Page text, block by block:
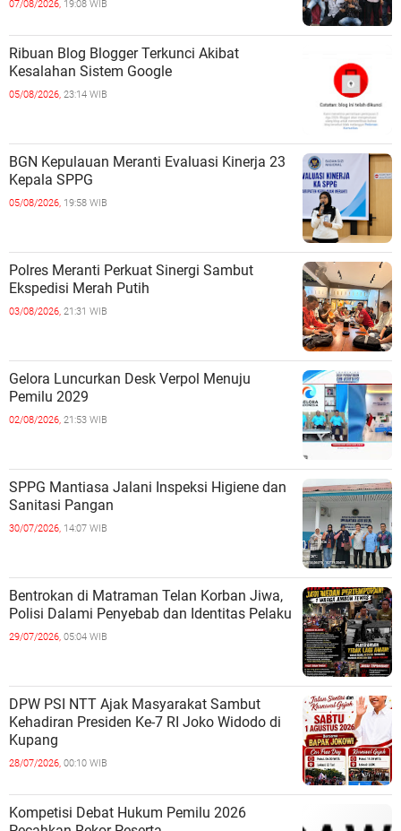
07/08/2026, 19:08 WIB
Ribuan Blog Blogger Terkunci Akibat
Kesalahan Sistem Google
05/08/2026, 23:14 WIB
BGN Kepulauan Meranti Evaluasi Kinerja 23
Kepala SPPG
05/08/2026, 19:58 WIB
Polres Meranti Perkuat Sinergi Sambut
Ekspedisi Merah Putih
03/08/2026, 21:31 WIB
Gelora Luncurkan Desk Verpol Menuju
Pemilu 2029
02/08/2026, 21:53 WIB
SPPG Mantiasa Jalani Inspeksi Higiene dan
Sanitasi Pangan
30/07/2026, 14:07 WIB
Bentrokan di Matraman Telan Korban Jiwa,
Polisi Dalami Penyebab dan Identitas Pelaku
29/07/2026, 05:04 WIB
DPW PSI NTT Ajak Masyarakat Sambut
Kehadiran Presiden Ke-7 RI Joko Widodo di
Kupang
28/07/2026, 00:10 WIB
Kompetisi Debat Hukum Pemilu 2026